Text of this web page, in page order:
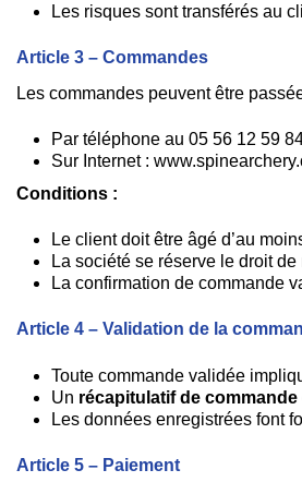
Les risques sont transférés au
Article 3 – Commandes
Les commandes peuvent être
Par téléphone au 05 56 12 59
Sur Internet :
Conditions :
Le client doit être âgé d’au
La société se réserve le droit
La confirmation de commande
Article 4 – Validation de la
Toute commande validée
Un récapitulatif de commande
Les données enregistrées font
Article 5 – Paiement